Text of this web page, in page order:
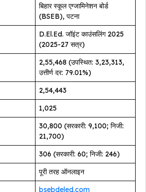
बिहार स्कूल एग्जामिनेशन बोर्ड
(BSEB), पटना
D.El.Ed. जॉइंट काउंसलिंग 2025
(2025-27 सत्र)
2,55,468 (उपस्थित: 3,23,313,
उत्तीर्ण दर: 79.01%)
2,54,443
1,025
30,800 (सरकारी: 9,100; निजी:
21,700)
306 (सरकारी: 60; निजी: 246)
पूरी तरह ऑनलाइन
bsebdeled.com